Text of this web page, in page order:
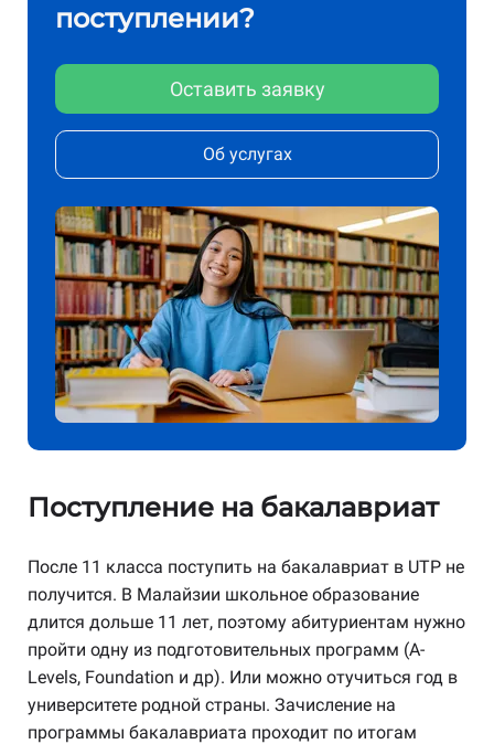
поступлении?
Оставить заявку
Об услугах
Поступление на бакалавриат
После 11 класса поступить на бакалавриат в UTP не
получится. В Малайзии школьное образование
длится дольше 11 лет, поэтому абитуриентам нужно
пройти одну из подготовительных программ (A-
Levels, Foundation и др). Или можно отучиться год в
университете родной страны. Зачисление на
программы бакалавриата проходит по итогам